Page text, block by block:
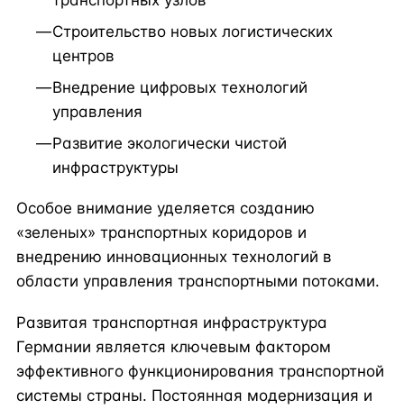
Строительство новых логистических
центров
Внедрение цифровых технологий
управления
Развитие экологически чистой
инфраструктуры
Особое внимание уделяется созданию
«зеленых» транспортных коридоров и
внедрению инновационных технологий в
области управления транспортными потоками.
Развитая транспортная инфраструктура
Германии является ключевым фактором
эффективного функционирования транспортной
системы страны. Постоянная модернизация и